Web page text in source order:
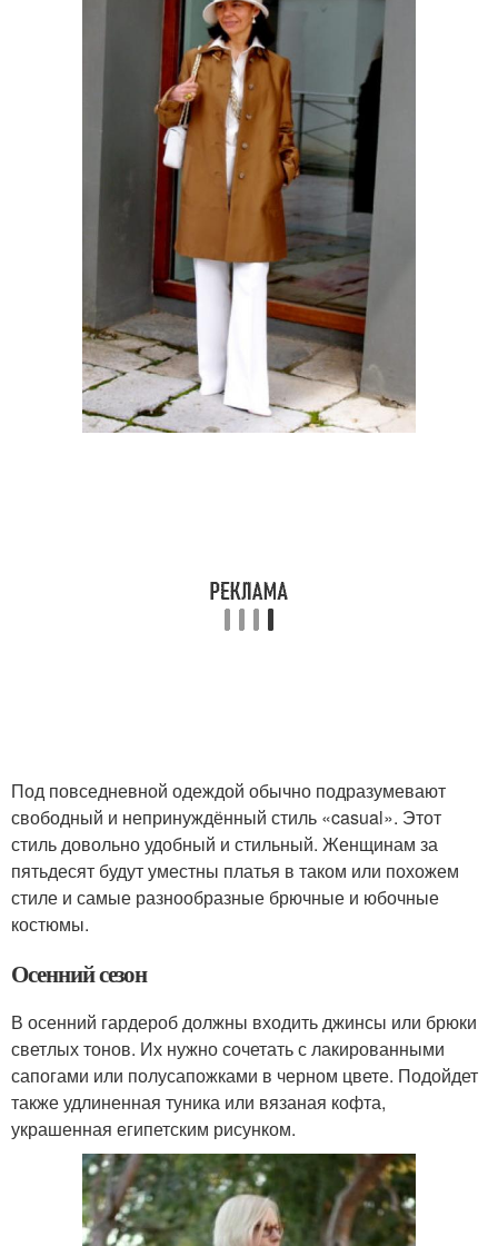
Под повседневной одеждой обычно подразумевают
свободный и непринуждённый стиль «casual». Этот
стиль довольно удобный и стильный. Женщинам за
пятьдесят будут уместны платья в таком или похожем
стиле и самые разнообразные брючные и юбочные
костюмы.
Осенний сезон
В осенний гардероб должны входить джинсы или брюки
светлых тонов. Их нужно сочетать с лакированными
сапогами или полусапожками в черном цвете. Подойдет
также удлиненная туника или вязаная кофта,
украшенная египетским рисунком.